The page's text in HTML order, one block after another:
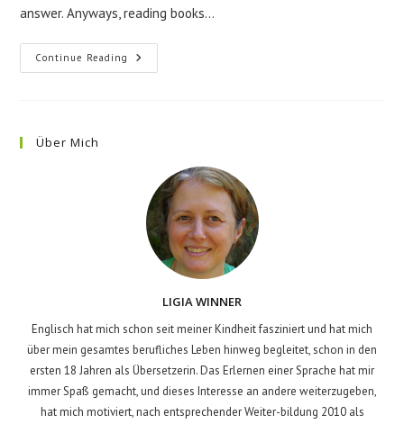
answer. Anyways, reading books…
Continue Reading Reading
To
Über Mich
LIGIA WINNER
Englisch hat mich schon seit meiner Kindheit fasziniert und hat mich
über mein gesamtes berufliches Leben hinweg begleitet, schon in den
ersten 18 Jahren als Übersetzerin. Das Erlernen einer Sprache hat mir
immer Spaß gemacht, und dieses Interesse an andere weiterzugeben,
hat mich motiviert, nach entsprechender Weiter-bildung 2010 als